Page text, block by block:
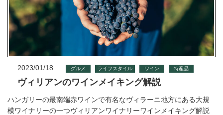
2023/01/18 グルメ ライフスタイル ワイン 特産品
ヴィリアンのワインメイキング解説
ハンガリーの最南端赤ワインで有名なヴィラーニ地方にある大規
模ワイナリーの一つヴィリアンワイナリーワインメイキング解説